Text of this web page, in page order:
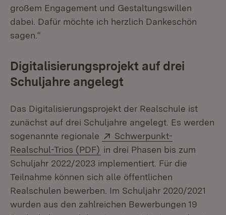
großem Engagement und Gestaltungswillen
dabei. Dafür möchte ich herzlich Dankeschön
sagen.“
Digitalisierungsprojekt auf drei
Schuljahre angelegt
Das Digitalisierungsprojekt der Realschule ist
zunächst auf drei Schuljahre angelegt. Es werden
sogenannte regionale
Extern:
Schwerpunkt-
Realschul-Trios (PDF) (Öffnet in neuem Fenster)
in drei Phasen bis zum
Schuljahr 2022/2023 implementiert. Für die
Teilnahme können sich alle öffentlichen
Realschulen bewerben. Im Schuljahr 2020/2021
wurden aus den zahlreichen Bewerbungen 19